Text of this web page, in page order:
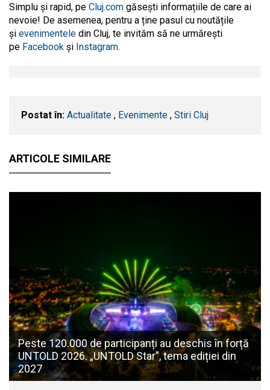
Simplu și rapid, pe Cluj.com găsești informațiile de care ai
nevoie! De asemenea, pentru a ține pasul cu noutățile
și evenimentele din Cluj, te invităm să ne urmărești
pe Facebook și Instagram.
Postat în: Actualitate , Evenimente , Stiri Cluj
ARTICOLE SIMILARE
Peste 120.000 de participanți au deschis în forță
UNTOLD 2026. „UNTOLD Star”, tema ediției din
2027